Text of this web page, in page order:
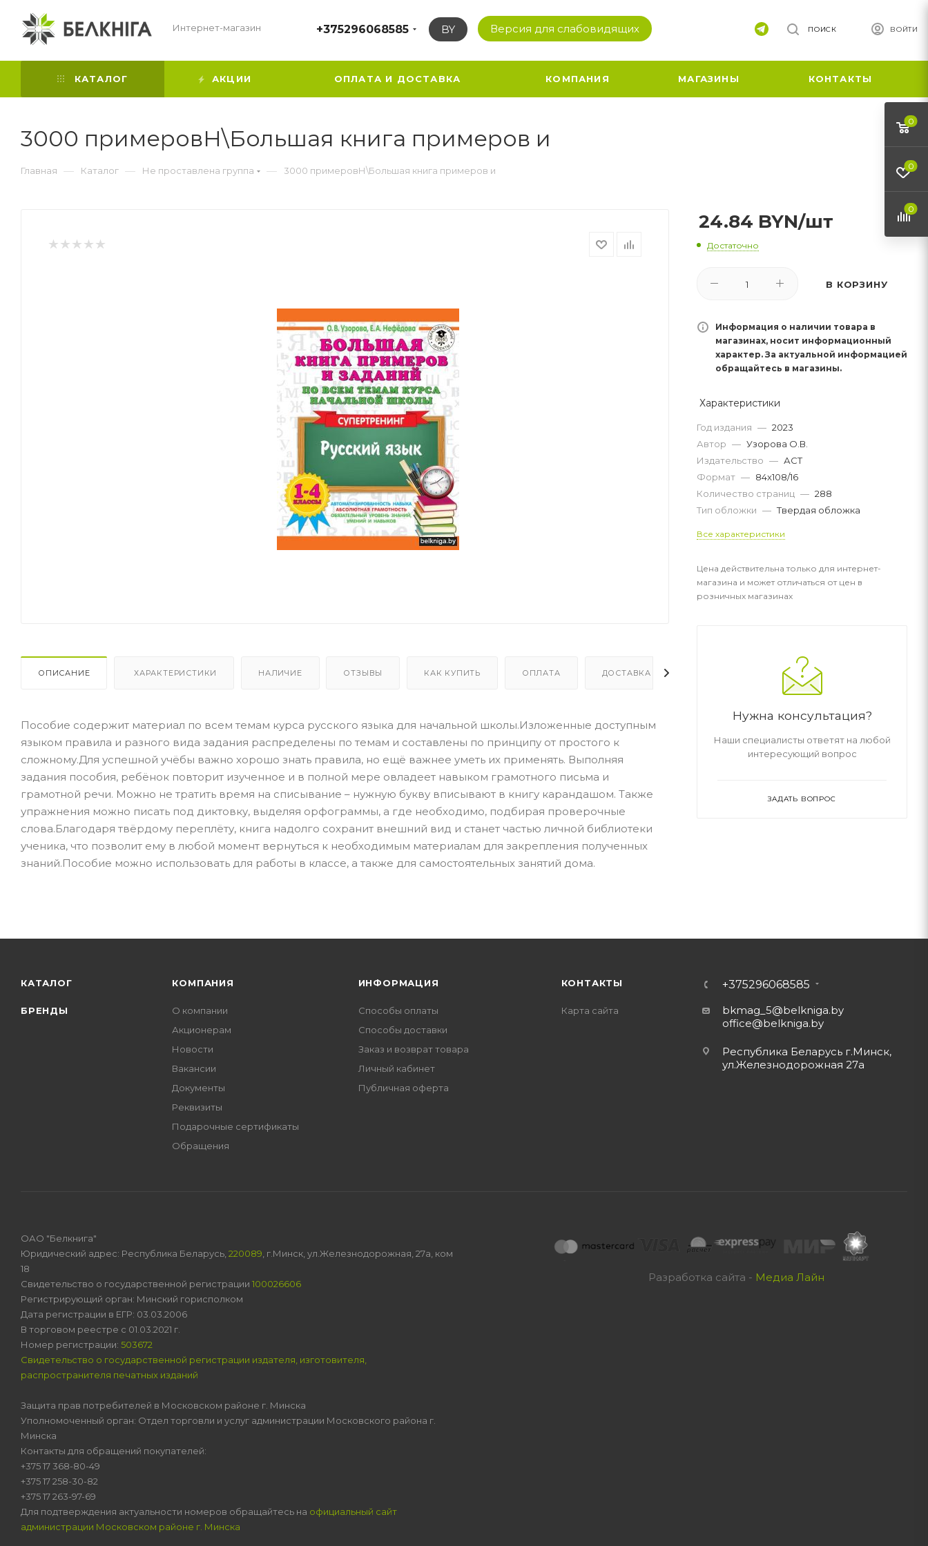
Интернет-магазин +375296068585 BY Версия для слабовидящих ВОЙТИ
ПОИСК
КАТАЛОГ АКЦИИ ОПЛАТА И ДОСТАВКА КОМПАНИЯ МАГАЗИНЫ КОНТАКТЫ
3000 примеровН\Большая книга примеров и
Главная — Каталог — Не проставлена группа — 3000 примеровН\Большая книга примеров и
ОПИСАНИЕ ХАРАКТЕРИСТИКИ НАЛИЧИЕ ОТЗЫВЫ КАК КУПИТЬ ОПЛАТА ДОСТАВКА
Пособие содержит материал по всем темам курса русского языка для начальной школы.Изложенные доступным
языком правила и разного вида задания распределены по темам и составлены по принципу от простого к
сложному.Для успешной учёбы важно хорошо знать правила, но ещё важнее уметь их применять. Выполняя
задания пособия, ребёнок повторит изученное и в полной мере овладеет навыком грамотного письма и
грамотной речи. Можно не тратить время на списывание – нужную букву вписывают в книгу карандашом. Также
упражнения можно писать под диктовку, выделяя орфограммы, а где необходимо, подбирая проверочные
слова.Благодаря твёрдому переплёту, книга надолго сохранит внешний вид и станет частью личной библиотеки
ученика, что позволит ему в любой момент вернуться к необходимым материалам для закрепления полученных
знаний.Пособие можно использовать для работы в классе, а также для самостоятельных занятий дома.
24.84 BYN/шт
Достаточно
В КОРЗИНУ
Информация о наличии товара в
магазинах, носит информационный
характер. За актуальной информацией
обращайтесь в магазины.
Характеристики
Год издания — 2023
Автор — Узорова О.В.
Издательство — АСТ
Формат — 84x108/16
Количество страниц — 288
Тип обложки — Твердая обложка
Все характеристики
Цена действительна только для интернет-
магазина и может отличаться от цен в
розничных магазинах
Нужна консультация?
Наши специалисты ответят на любой
интересующий вопрос
ЗАДАТЬ ВОПРОС
КАТАЛОГ
БРЕНДЫ
КОМПАНИЯ
О компании
Акционерам
Новости
Вакансии
Документы
Реквизиты
Подарочные сертификаты
Обращения
ИНФОРМАЦИЯ
Способы оплаты
Способы доставки
Заказ и возврат товара
Личный кабинет
Публичная оферта
КОНТАКТЫ
Карта сайта
+375296068585
bkmag_5@belkniga.by
office@belkniga.by
Республика Беларусь г.Минск,
ул.Железнодорожная 27а
Разработка сайта - Медиа Лайн
ОАО "Белкнига"
Юридический адрес: Республика Беларусь, 220089 , г.Минск, ул.Железнодорожная, 27а, ком
18
Свидетельство о государственной регистрации 100026606
Регистрирующий орган: Минский горисполком
Дата регистрации в ЕГР: 03.03.2006
В торговом реестре с 01.03.2021 г.
Номер регистрации: 503672
Свидетельство о государственной регистрации издателя, изготовителя,
распространителя печатных изданий
Защита прав потребителей в Московском районе г. Минска
Уполномоченный орган: Отдел торговли и услуг администрации Московского района г.
Минска
Контакты для обращений покупателей:
+375 17 368-80-49
+375 17 258-30-82
+375 17 263-97-69
Для подтверждения актуальности номеров обращайтесь на официальный сайт
администрации Московском районе г. Минска
0
0
0